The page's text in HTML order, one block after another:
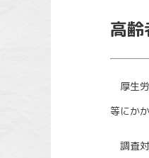
高
厚生
等にか
調査